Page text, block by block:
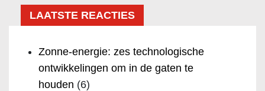
LAATSTE REACTIES
Zonne-energie: zes technologische
ontwikkelingen om in de gaten te
houden (6)